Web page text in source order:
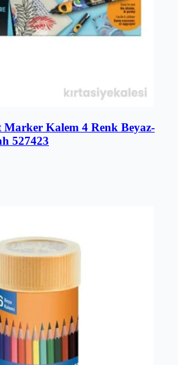
Kalem 4 Renk Beyaz-
527423